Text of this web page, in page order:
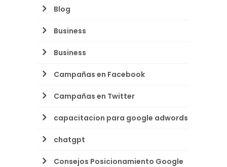
Blog
Business
Business
Campañas en Facebook
Campañas en Twitter
capacitacion para google adwords
chatgpt
Consejos Posicionamiento Google